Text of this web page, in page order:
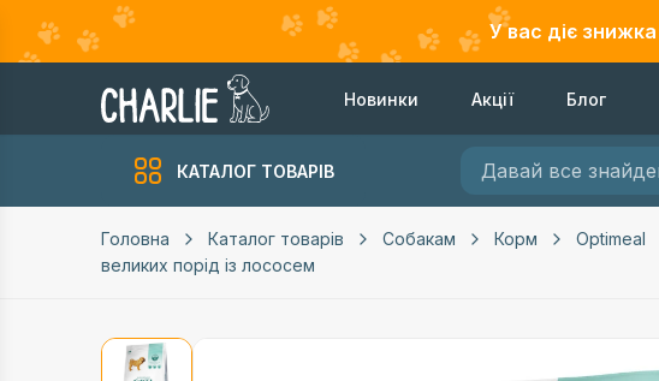
У вас діє знижка
Новинки Акції Блог
КАТАЛОГ ТОВАРІВ
Головна Каталог товарів Собакам Корм Optimeal
великих порід із лососем